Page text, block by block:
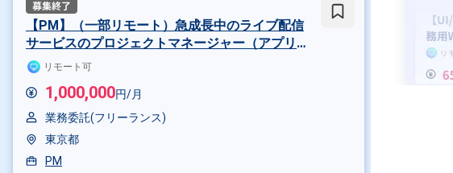
【PM】（一部リモート）急成長中のライブ配信
サービスのプロジェクトマネージャー（アプリ
の開発プロジェクトをマネジメントした経験3年
以上の方）
リモート可
1,000,000円/月
業務委託(フリーランス)
東京都
PM